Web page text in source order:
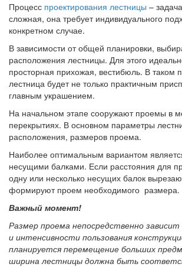
Процесс проектирования лестницы –
сложная, она требует индивидуального
конкретном случае.
В зависимости от общей планировки,
расположения лестницы. Для этого
просторная прихожая, вестибюль. В таком
лестница будет не только практичным
главным украшением.
На начальном этапе сооружают проемы в
перекрытиях. В основном параметры
расположения, размеров проема.
Наиболее оптимальным вариантом
несущими балками. Если расстояния для
одну или несколько несущих балок
формируют проем необходимого размера.
Важный момент!
Размер проема непосредственно
и интенсивности пользования
планируется перемещение больших
ширина лестницы должна быть